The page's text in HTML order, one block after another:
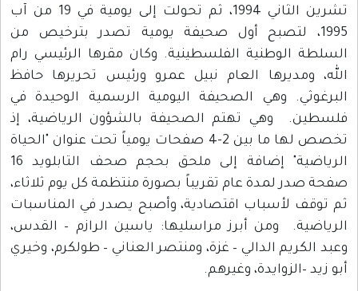
تشرين الثاني 1994، ثم تحولت إلى يومية في 19 من آب
1995، لتصبح أول صحيفة يومية تصدر بترخيص من
السلطة الوطنية الفلسطينية. وكان مقرها الرئيسي رام
الله، ومديرها العام نبيل عمرو ورئيس تحريرها حافظ
البرغوثي. وهي الصحيفة اليومية الرسمية الوحيدة في
فلسطين. وهي تهتم الصحيفة بالشؤون الرياضية، إذ
تخصص لها ما بين 2-4 صفحات يومياً تحت عنوان "الحياة
الرياضية" إضافة إلى ملحق بحجم صحف التابلويد 16
صفحة صدر لمدة عام تقريباً بصورة منتظمة كل يوم ثلاثاء،
ثم توقف لأسباب اقتصادية، وأصبح يصدر في المناسبات
الرياضية. ومن أبرز مراسليها: ياسين الرازم – القدس،
وعبد الكريم الدالي – غزة، ومنتصر العناني – طولكرم، وخيري
أبو زيد –الزوايدة، وغيرهم.